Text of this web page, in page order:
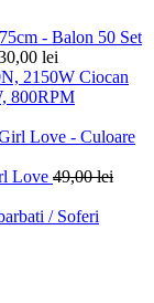
Set
lei
Ciocan
800RPM
Love 49,00lei